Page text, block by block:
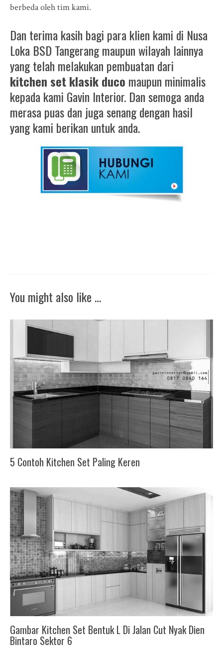
berbeda oleh tim kami.
Dan terima kasih bagi para klien kami di Nusa
Loka BSD Tangerang maupun wilayah lainnya
yang telah melakukan pembuatan dari
kitchen set klasik duco maupun minimalis
kepada kami Gavin Interior. Dan semoga anda
merasa puas dan juga senang dengan hasil
yang kami berikan untuk anda.
You might also like …
5 Contoh Kitchen Set Paling Keren
Gambar Kitchen Set Bentuk L Di Jalan Cut Nyak Dien
Bintaro Sektor 6